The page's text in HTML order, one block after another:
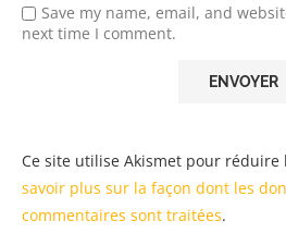
Save my name, email, and
next time I comment.
Ce site utilise Akismet pour réduire
savoir plus sur la façon dont les
commentaires sont traitées.